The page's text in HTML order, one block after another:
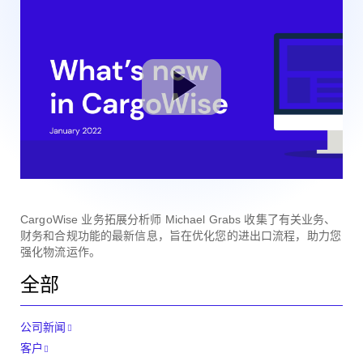
CargoWise 业务拓展分析师 Michael Grabs 收集了有关业务、
财务和合规功能的最新信息，旨在优化您的进出口流程，助力您
强化物流运作。
全部
公司新闻
客户